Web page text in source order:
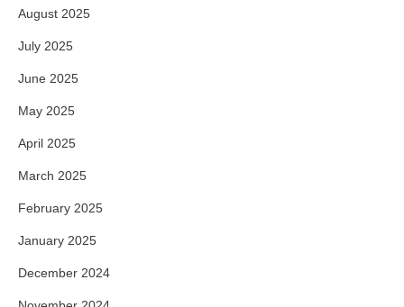
August 2025
July 2025
June 2025
May 2025
April 2025
March 2025
February 2025
January 2025
December 2024